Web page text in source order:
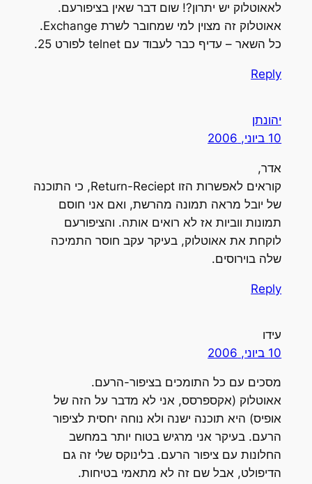
לאאוטלוק יש יתרון?! שום דבר שאין בציפורעם.
אאוטלוק זה מצוין למי שמחובר לשרת Exchange.
כל השאר – עדיף כבר לעבוד עם telnet לפורט 25.
Reply
יהונתן
10 ביוני, 2006
אדר,
קוראים לאפשרות הזו Return-Reciept, כי התוכנה
של יובל מראה תמונה מהרשת, ואם אני חוסם
תמונות ווביות אז לא רואים אותה. והציפורעם
לוקחת את אאוטלוק, בעיקר עקב חוסר התמיכה
שלה בוירוסים.
Reply
עידו
10 ביוני, 2006
מסכים עם כל התומכים בציפור-הרעם.
אאוטלוק (אקספרסס, אני לא מדבר על הזה של
אופיס) היא תוכנה ישנה ולא נוחה יחסית לציפור
הרעם. בעיקר אני מרגיש בטוח יותר במחשב
החלונות עם ציפור הרעם. בלינוקס שלי זה גם
הדיפולט, אבל שם זה לא מתאמי בטיחות.